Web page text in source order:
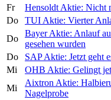
Fr
Hensoldt Aktie: Nicht
Do
TUI Aktie: Vierter
Do
Bayer Aktie: Anlauf
gesehen wurden
Do
SAP Aktie: Jetzt geht
Mi
OHB Aktie: Gelingt
Mi
Aixtron Aktie:
Nagelprobe